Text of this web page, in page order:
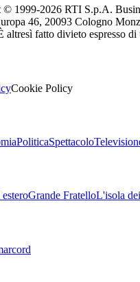
© 1999-2026 RTI S.p.A.
46, 20093 Cologno
altresì fatto divieto espresso
Cookie Policy
PoliticaSpettacolo
Grande FratelloL'isola